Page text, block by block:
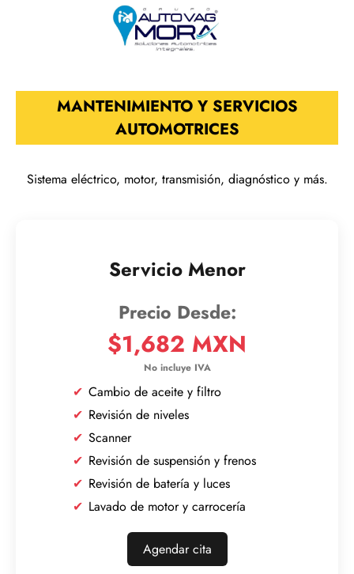
MANTENIMIENTO Y SERVICIOS
AUTOMOTRICES
Sistema eléctrico, motor, transmisión, diagnóstico y más.
Servicio Menor
$1,682 MXN
Cambio de aceite y filtro
Revisión de niveles
Scanner
Revisión de suspensión y frenos
Revisión de batería y luces
Lavado de motor y carrocería
Agendar cita